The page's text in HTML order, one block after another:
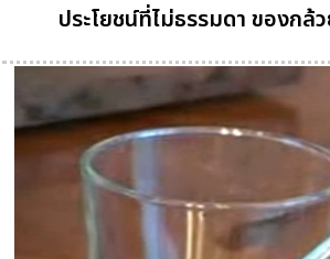
ประโยชน์ที่ไม่ธรรมดา ของกล้